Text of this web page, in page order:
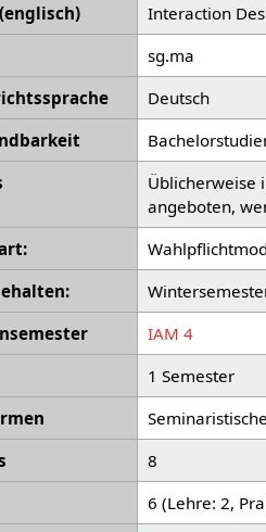
Interaction
sg.ma
Deutsch
Üblicherweise
angeboten,
IAM 4
1 Semester
8
6 (Lehre: 2,